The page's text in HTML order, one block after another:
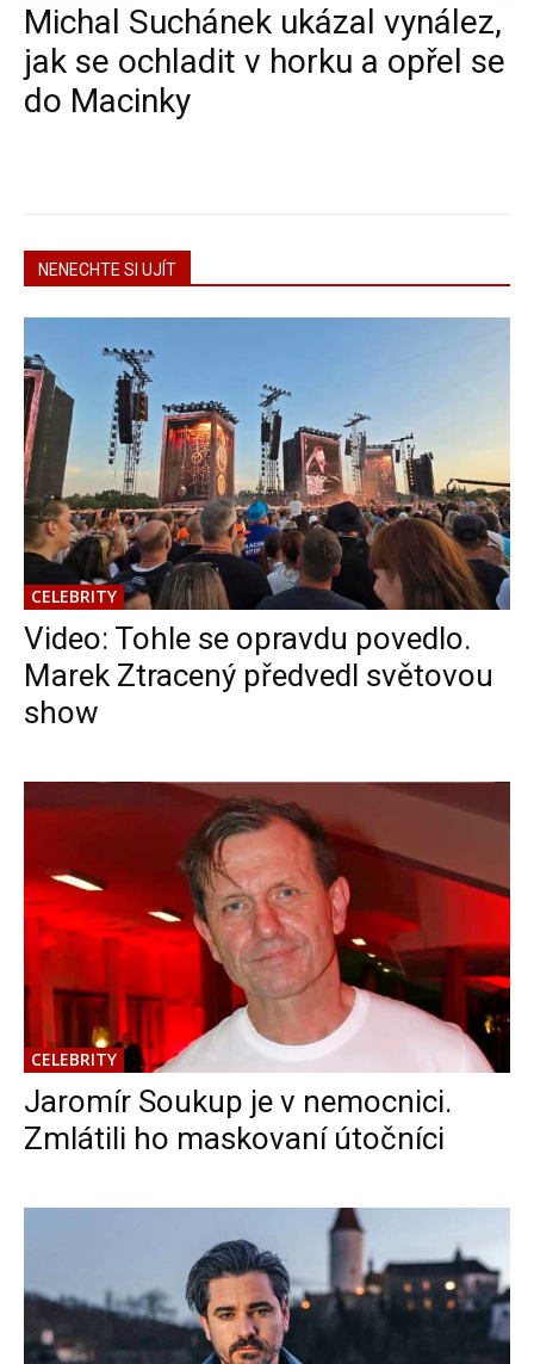
Michal Suchánek ukázal vynález,
jak se ochladit v horku a opřel se
do Macinky
NENECHTE SI UJÍT
CELEBRITY
Video: Tohle se opravdu povedlo.
Marek Ztracený předvedl světovou
show
CELEBRITY
Jaromír Soukup je v nemocnici.
Zmlátili ho maskovaní útočníci